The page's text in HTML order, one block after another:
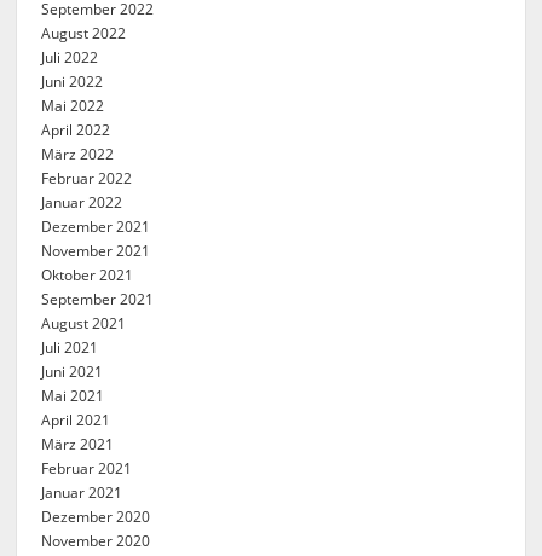
September 2022
August 2022
Juli 2022
Juni 2022
Mai 2022
April 2022
März 2022
Februar 2022
Januar 2022
Dezember 2021
November 2021
Oktober 2021
September 2021
August 2021
Juli 2021
Juni 2021
Mai 2021
April 2021
März 2021
Februar 2021
Januar 2021
Dezember 2020
November 2020